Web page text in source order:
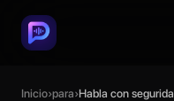
Inicio›para›